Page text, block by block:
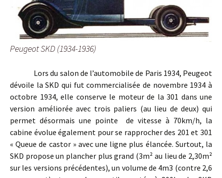
Peugeot SKD (1934-1936)
Lors du salon de l’automobile de Paris 1934, Peugeot
dévoile la SKD qui fut commercialisée de novembre 1934 à
octobre 1934, elle conserve le moteur de la 301 dans une
version améliorée avec trois paliers (au lieu de deux) qui
permet désormais une pointe de vitesse à 70km/h, la
cabine évolue également pour se rapprocher des 201 et 301
« Queue de castor » avec une ligne plus élancée. Surtout, la
SKD propose un plancher plus grand (3m² au lieu de 2,30m²
sur les versions précédentes), un volume de 4m3 (contre 2,6